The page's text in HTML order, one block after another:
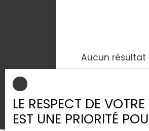
Aucun résultat
LE RESPECT DE
EST UNE PRIORITÉ